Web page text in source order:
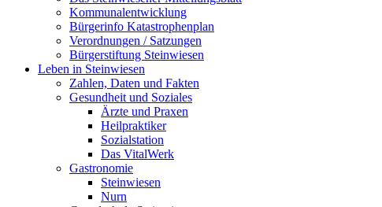
Kommunalentwicklung
Bürgerinfo Katastrophenplan
Verordnungen / Satzungen
Bürgerstiftung Steinwiesen
Leben in Steinwiesen
Zahlen, Daten und Fakten
Gesundheit und Soziales
Ärzte und Praxen
Heilpraktiker
Sozialstation
Das VitalWerk
Gastronomie
Steinwiesen
Nurn